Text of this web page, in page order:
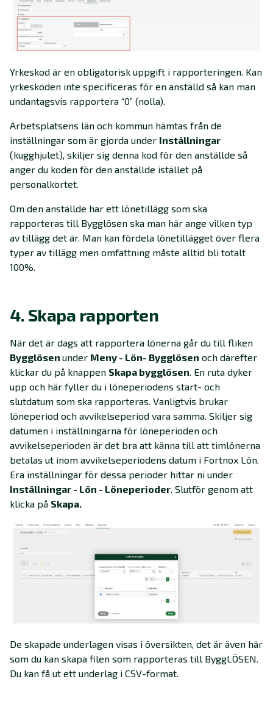
Yrkeskod är en obligatorisk uppgift i rapporteringen. Kan
yrkeskoden inte specificeras för en anställd så kan man
undantagsvis rapportera “0” (nolla).
Arbetsplatsens län och kommun hämtas från de
inställningar som är gjorda under Inställningar
(kugghjulet), skiljer sig denna kod för den anställde så
anger du koden för den anställde istället på
personalkortet.
Om den anställde har ett lönetillägg som ska
rapporteras till Bygglösen ska man här ange vilken typ
av tillägg det är. Man kan fördela lönetillägget över flera
typer av tillägg men omfattning måste alltid bli totalt
100%.
4. Skapa rapporten
När det är dags att rapportera lönerna går du till fliken
Bygglösen under Meny - Lön- Bygglösen och därefter
klickar du på knappen Skapa bygglösen. En ruta dyker
upp och här fyller du i löneperiodens start- och
slutdatum som ska rapporteras. Vanligtvis brukar
löneperiod och avvikelseperiod vara samma. Skiljer sig
datumen i inställningarna för löneperioden och
avvikelseperioden är det bra att känna till att timlönerna
betalas ut inom avvikelseperiodens datum i Fortnox Lön.
Era inställningar för dessa perioder hittar ni under
Inställningar - Lön - Löneperioder. Slutför genom att
klicka på Skapa.
De skapade underlagen visas i översikten, det är även här
som du kan skapa filen som rapporteras till ByggLÖSEN.
Du kan få ut ett underlag i CSV-format.